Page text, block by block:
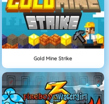
Gold Mine Strike